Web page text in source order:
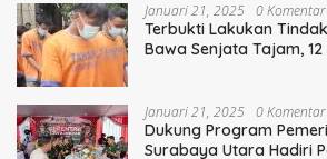
Januari 21, 2025 0 Komentar
Terbukti Lakukan
Bawa Senjata Tajam,
Januari 21, 2025 0 Komentar
Dukung Program
Surabaya Utara Hadiri